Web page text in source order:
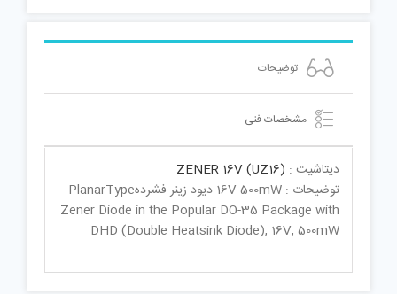
توضیحات
مشخصات فنی
دیتاشیت : ZENER 16V (UZ16)
توضیحات : 16V 500mW دیود زینر فشردهPlanarType
Zener Diode in the Popular DO-35 Package with
DHD (Double Heatsink Diode), 16V, 500mW